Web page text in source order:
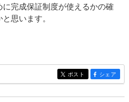
に完成保証制度が使えるかの確
思います。
entry510
ポスト entry510
シェア